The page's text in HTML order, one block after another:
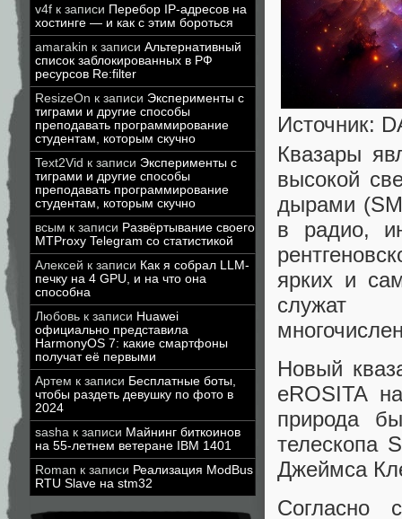
v4f к записи Перебор IP-адресов на
хостинге — и как с этим бороться
amarakin к записи Альтернативный
список заблокированных в РФ
ресурсов Re:filter
ResizeOn к записи Эксперименты с
тиграми и другие способы
преподавать программирование
студентам, которым скучно
Text2Vid к записи Эксперименты с
тиграми и другие способы
преподавать программирование
студентам, которым скучно
всым к записи Развёртывание своего
MTProxy Telegram со статистикой
Алексей к записи Как я собрал LLM-
печку на 4 GPU, и на что она
способна
Любовь к записи Huawei
официально представила
HarmonyOS 7: какие смартфоны
получат её первыми
Артем к записи Бесплатные боты,
чтобы раздеть девушку по фото в
2024
sasha к записи Майнинг биткоинов
на 55-летнем ветеране IBM 1401
Roman к записи Реализация ModBus
RTU Slave на stm32
Источник:
Квазары
высокой
дырами
в радио,
ярких и
служат
Новый
eROSITA
природа
телескопа
Джеймса
Согласно